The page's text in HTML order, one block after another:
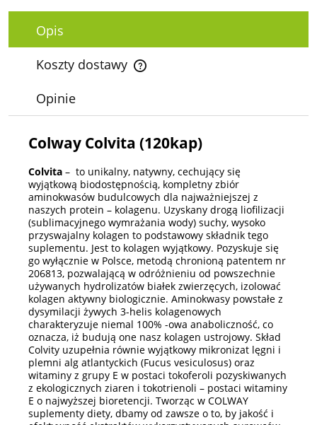
Opis
Koszty dostawy
Cena nie zawiera ewentualnych kosztów płatności
Opinie
Colway Colvita (120kap)
Colvita – to unikalny, natywny, cechujący się
wyjątkową biodostępnością, kompletny zbiór
aminokwasów budulcowych dla najważniejszej z
naszych protein – kolagenu. Uzyskany drogą liofilizacji
(sublimacyjnego wymrażania wody) suchy, wysoko
przyswajalny kolagen to podstawowy składnik tego
suplementu. Jest to kolagen wyjątkowy. Pozyskuje się
go wyłącznie w Polsce, metodą chronioną patentem nr
206813, pozwalającą w odróżnieniu od powszechnie
używanych hydrolizatów białek zwierzęcych, izolować
kolagen aktywny biologicznie. Aminokwasy powstałe z
dysymilacji żywych 3-helis kolagenowych
charakteryzuje niemal 100% -owa anaboliczność, co
oznacza, iż budują one nasz kolagen ustrojowy. Skład
Colvity uzupełnia równie wyjątkowy mikronizat lęgni i
plemni alg atlantyckich (Fucus vesiculosus) oraz
witaminy z grupy E w postaci tokoferoli pozyskiwanych
z ekologicznych ziaren i tokotrienoli – postaci witaminy
E o najwyższej bioretencji. Tworząc w COLWAY
suplementy diety, dbamy od zawsze o to, by jakość i